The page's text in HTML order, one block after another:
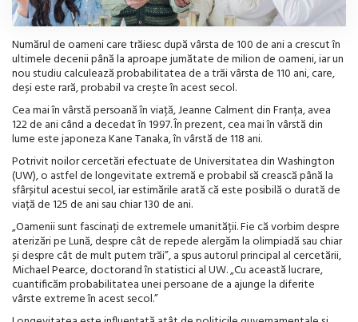
Numărul de oameni care trăiesc după vârsta de 100 de ani a crescut în
ultimele decenii până la aproape jumătate de milion de oameni, iar un
nou studiu calculează probabilitatea de a trăi vârsta de 110 ani, care,
deși este rară, probabil va crește în acest secol.
Cea mai în vârstă persoană în viață, Jeanne Calment din Franța, avea
122 de ani când a decedat în 1997. În prezent, cea mai în vârstă din
lume este japoneza Kane Tanaka, în vârstă de 118 ani.
Potrivit noilor cercetări efectuate de Universitatea din Washington
(UW), o astfel de longevitate extremă e probabil să crească până la
sfârșitul acestui secol, iar estimările arată că este posibilă o durată de
viață de 125 de ani sau chiar 130 de ani.
„Oamenii sunt fascinați de extremele umanității. Fie că vorbim despre
aterizări pe Lună, despre cât de repede alergăm la olimpiadă sau chiar
și despre cât de mult putem trăi”, a spus autorul principal al cercetării,
Michael Pearce, doctorand în statistici al UW. „Cu această lucrare,
cuantificăm probabilitatea unei persoane de a ajunge la diferite
vârste extreme în acest secol.”